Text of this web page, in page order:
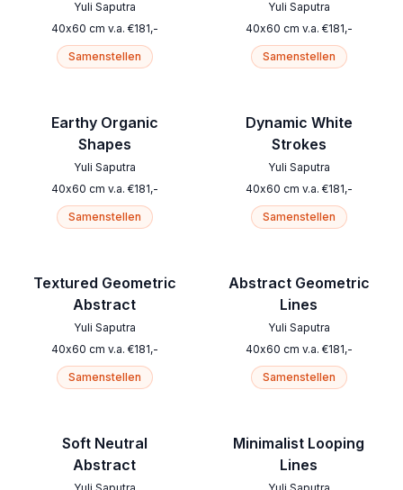
Yuli Saputra
40x60 cm v.a. €181,-
Samenstellen
Earthy Organic
Shapes
Yuli Saputra
40x60 cm v.a. €181,-
Samenstellen
Textured Geometric
Abstract
Yuli Saputra
40x60 cm v.a. €181,-
Samenstellen
Soft Neutral
Abstract
Yuli Saputra
40x60 cm v.a. €181,-
Samenstellen
Dynamic White
Strokes
Yuli Saputra
40x60 cm v.a. €181,-
Samenstellen
Abstract Geometric
Lines
Yuli Saputra
40x60 cm v.a. €181,-
Samenstellen
Minimalist Looping
Lines